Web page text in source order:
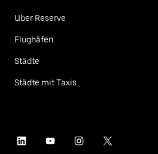
Uber Reserve
Flughäfen
Städte
Städte mit Taxis